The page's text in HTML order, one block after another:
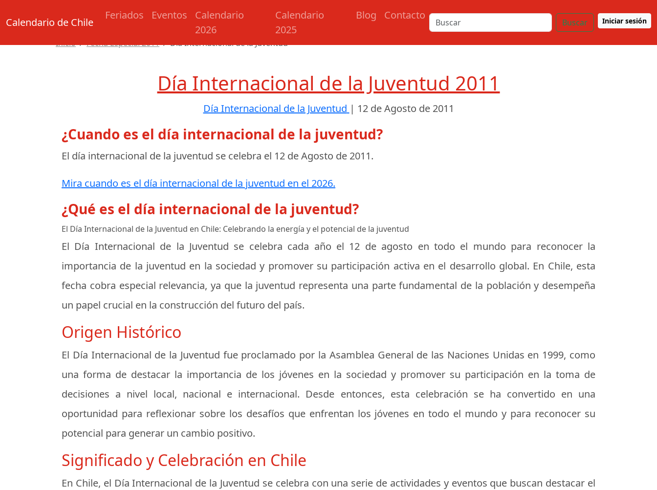
Calendario de Chile
Feriados Eventos
Calendario
2026
Calendario
2025
Blog Contacto
Buscar Iniciar sesión
Inicio Fecha Especial 2011 Día Internacional de la Juventud
Día Internacional de la Juventud 2011
Día Internacional de la Juventud | 12 de Agosto de 2011
¿Cuando es el día internacional de la juventud?
El día internacional de la juventud se celebra el 12 de Agosto de 2011.
Mira cuando es el día internacional de la juventud en el 2026.
¿Qué es el día internacional de la juventud?
El Día Internacional de la Juventud en Chile: Celebrando la energía y el potencial de la juventud
El Día Internacional de la Juventud se celebra cada año el 12 de agosto en todo el mundo para reconocer la
importancia de la juventud en la sociedad y promover su participación activa en el desarrollo global. En Chile, esta
fecha cobra especial relevancia, ya que la juventud representa una parte fundamental de la población y desempeña
un papel crucial en la construcción del futuro del país.
Origen Histórico
El Día Internacional de la Juventud fue proclamado por la Asamblea General de las Naciones Unidas en 1999, como
una forma de destacar la importancia de los jóvenes en la sociedad y promover su participación en la toma de
decisiones a nivel local, nacional e internacional. Desde entonces, esta celebración se ha convertido en una
oportunidad para reflexionar sobre los desafíos que enfrentan los jóvenes en todo el mundo y para reconocer su
potencial para generar un cambio positivo.
Significado y Celebración en Chile
En Chile, el Día Internacional de la Juventud se celebra con una serie de actividades y eventos que buscan destacar el